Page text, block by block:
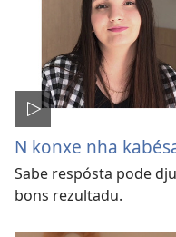
N konxe nha
Sabe respósta pode
bons rezultadu.